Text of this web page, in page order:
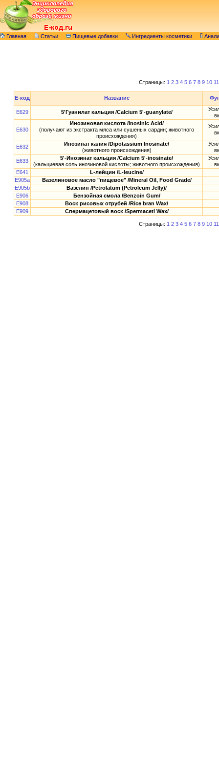
Главная Статьи Пищевые добавки Ингредиенты косметики
Страницы: 1 2 3 4 5 6 7 8 9 10 11
E-код Название
E629 5'Гуанилат кальция /Calcium 5'-guanylate/
E630
Инозиновая кислота /Inosinic Acid/
(получают из экстракта мяса или сушеных сардин; животного
происхождения)
E632
Инозинат калия /Dipotassium Inosinate/
(животного происхождения)
E633
5'-Инозинат кальция /Calcium 5'-inosinate/
(кальциевая соль инозиновой кислоты; животного происхождения)
E641
L-лейцин /L-leucine/
E905a
Вазелиновое масло "пищевое" /Mineral Oil, Food Grade/
E905b
Вазелин /Petrolatum (Petroleum Jelly)/
E906
Бензойная смола /Benzoin Gum/
E908
Воск рисовых отрубей /Rice bran Wax/
E909
Спермацетовый воск /Spermaceti Wax/
Страницы: 1 2 3 4 5 6 7 8 9 10 11